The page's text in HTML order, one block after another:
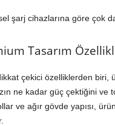
şarj cihazlarına göre çok
Tasarım
çekici özelliklerden biri,
ne kadar güç çektiğini ve
ve ağır gövde yapısı,